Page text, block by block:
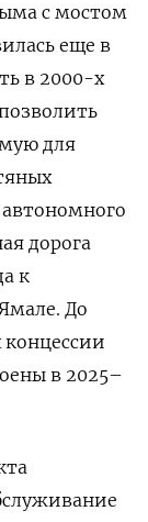
с мостом
еще в
в 2000-х
для
дорога
к
До
концессии
в 2025–